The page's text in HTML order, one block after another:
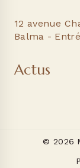
12 avenue
Balma -
Actus
© 2026